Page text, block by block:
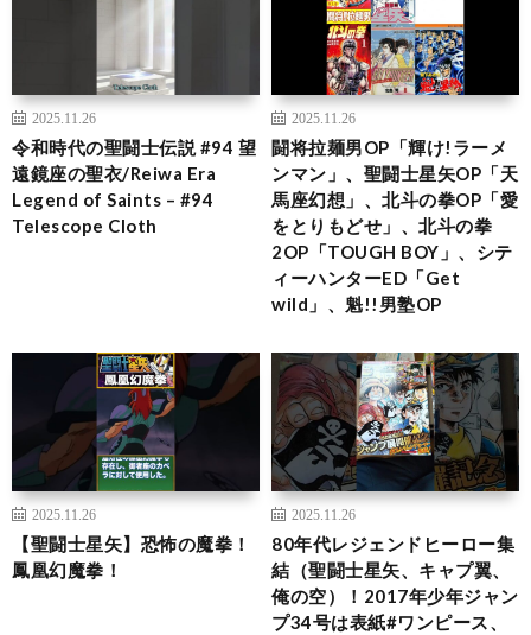
2025.11.26
令和時代の聖闘士伝説 #94 望
遠鏡座の聖衣/Reiwa Era
Legend of Saints – #94
Telescope Cloth
2025.11.26
闘将拉麺男OP「輝け!ラーメ
ンマン」、聖闘士星矢OP「天
馬座幻想」、北斗の拳OP「愛
をとりもどせ」、北斗の拳
2OP「TOUGH BOY」、シテ
ィーハンターED「Get
wild」、魁!!男塾OP
2025.11.26
【聖闘士星矢】恐怖の魔拳！
鳳凰幻魔拳！
2025.11.26
80年代レジェンドヒーロー集
結（聖闘士星矢、キャプ翼、
俺の空）！2017年少年ジャン
プ34号は表紙#ワンピース、